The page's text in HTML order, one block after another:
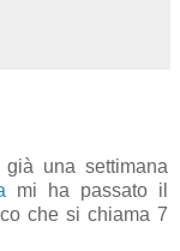
una settimana
mi ha passato il
che si chiama 7